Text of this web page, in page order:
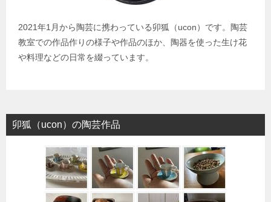
2021年1月から陶芸に携わっている卯狐（ucon）です。陶芸
教室での作品作りの様子や作品のほか、陶器を使った生け花
や料理などの日常を綴っています。
卯狐（ucon）の陶芸作品